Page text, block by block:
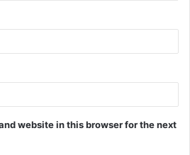
website in this browser for the next